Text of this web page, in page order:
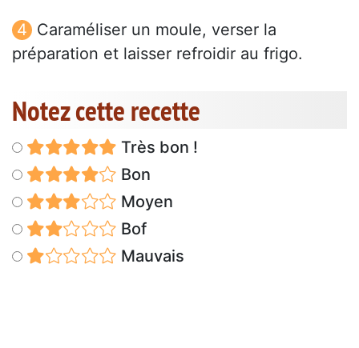
Caraméliser un moule, verser la
préparation et laisser refroidir au frigo.
Notez cette recette
Très bon !
Bon
Moyen
Bof
Mauvais